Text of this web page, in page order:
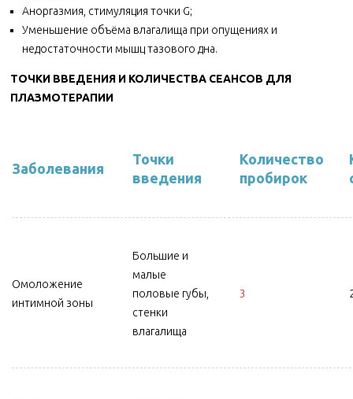
Аноргазмия, стимуляция точки G;
Уменьшение объёма влагалища при опущениях и
недостаточности мышц тазового дна.
ТОЧКИ ВВЕДЕНИЯ И КОЛИЧЕСТВА СЕАНСОВ ДЛЯ
ПЛАЗМОТЕРАПИИ
Заболевания
Точки
введения
Количество
пробирок
Омоложение
интимной зоны
Большие и
малые
половые губы,
стенки
влагалища
3